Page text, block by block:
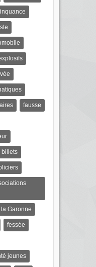
fausse
billets
Garonne
fessée
jeunes